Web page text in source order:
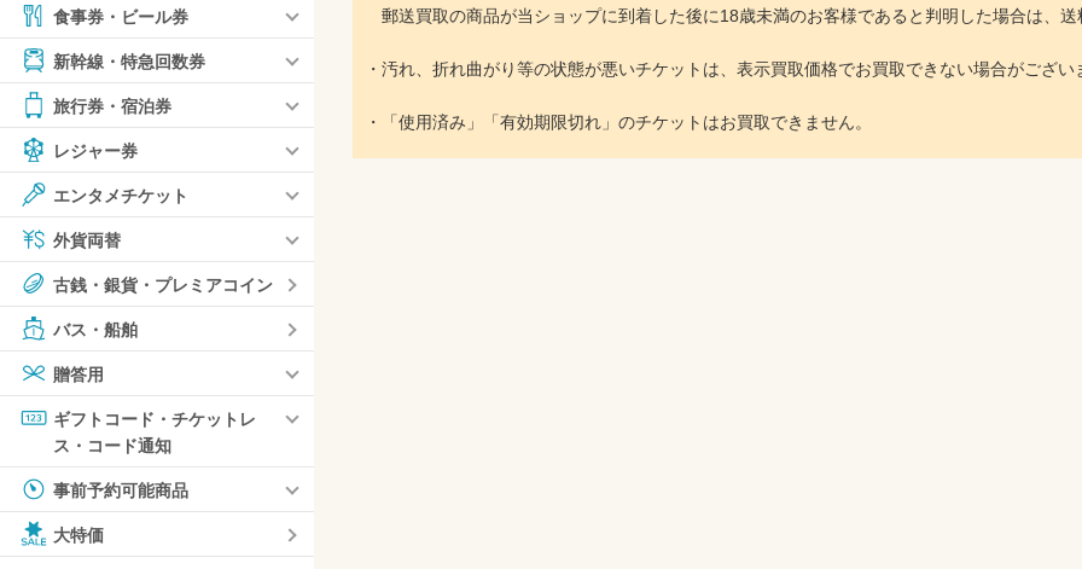
食事券・ビール券
新幹線・特急回数券
旅行券・宿泊券
レジャー券
エンタメチケット
外貨両替
古銭・銀貨・プレミアコイン
バス・船舶
贈答用
ギフトコード・チケットレ
ス・コード通知
事前予約可能商品
大特価
郵送買取の商品が当ショップに到着した後に18歳未満のお客様であると判明した場合は、
・汚れ、折れ曲がり等の状態が悪いチケットは、表示買取価格でお買取できない場合がござ
・「使用済み」「有効期限切れ」のチケットはお買取できません。